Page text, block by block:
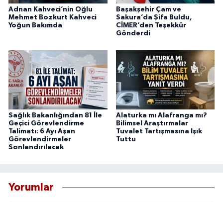
Adnan Kahveci’nin Oğlu
Mehmet Bozkurt Kahveci
Yoğun Bakımda
Başakşehir Çam ve
Sakura’da Şifa Buldu,
CİMER’den Teşekkür
Gönderdi
Sağlık Bakanlığından 81 İle
Geçici Görevlendirme
Talimatı: 6 Ayı Aşan
Görevlendirmeler
Sonlandırılacak
Alaturka mı Alafranga mı?
Bilimsel Araştırmalar
Tuvalet Tartışmasına Işık
Tuttu
Yorumlar